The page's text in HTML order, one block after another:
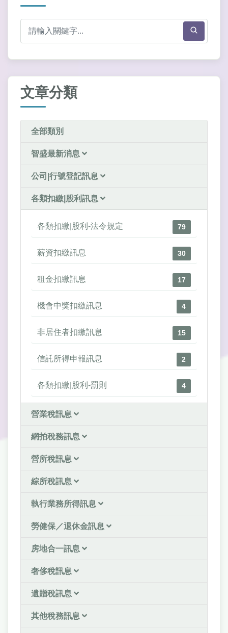
文章分類
全部類別
智盛最新消息
公司|行號登記訊息
各類扣繳|股利訊息
各類扣繳|股利-法令規定 79
薪資扣繳訊息 30
租金扣繳訊息 17
機會中獎扣繳訊息 4
非居住者扣繳訊息 15
信託所得申報訊息 2
各類扣繳|股利-罰則 4
營業稅訊息
網拍稅務訊息
營所稅訊息
綜所稅訊息
執行業務所得訊息
勞健保／退休金訊息
房地合一訊息
奢侈稅訊息
遺贈稅訊息
其他稅務訊息